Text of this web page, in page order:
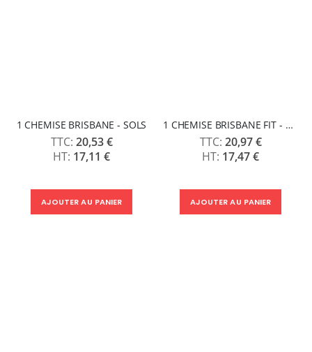
1 CHEMISE BRISBANE - SOLS
20,53 €
17,11 €
AJOUTER AU PANIER
1 CHEMISE BRISBANE FIT - SOLS
20,97 €
17,47 €
AJOUTER AU PANIER